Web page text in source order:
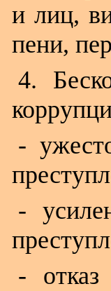
и лиц,
пени,
4.
-
-
- отказ